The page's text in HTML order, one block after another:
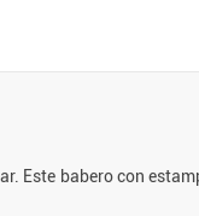
Este babero con